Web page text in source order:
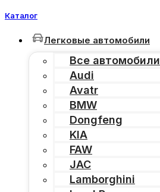
Каталог
Легковые автомобили
Все автомобили
Audi
Avatr
BMW
Dongfeng
KIA
FAW
JAC
Lamborghini